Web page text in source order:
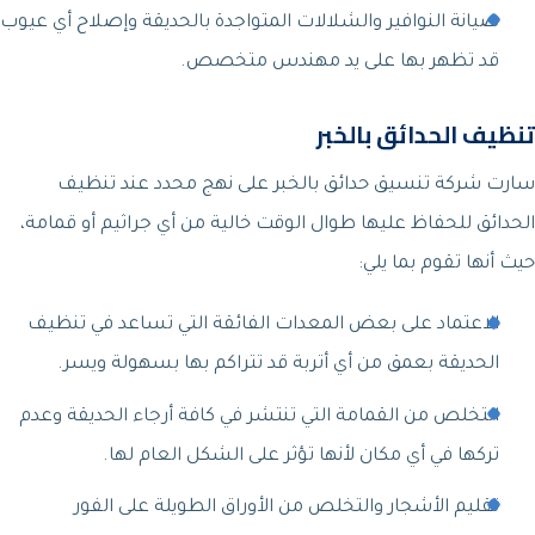
صيانة النوافير والشلالات المتواجدة بالحديقة وإصلاح أي عيوب
قد تظهر بها على يد مهندس متخصص.
تنظيف الحدائق بالخبر
سارت شركة تنسيق حدائق بالخبر على نهج محدد عند تنظيف
الحدائق للحفاظ عليها طوال الوقت خالية من أي جراثيم أو قمامة،
حيث أنها تقوم بما يلي:
الاعتماد على بعض المعدات الفائقة التي تساعد في تنظيف
الحديقة بعمق من أي أتربة قد تتراكم بها بسهولة ويسر.
التخلص من القمامة التي تنتشر في كافة أرجاء الحديقة وعدم
تركها في أي مكان لأنها تؤثر على الشكل العام لها.
تقليم الأشجار والتخلص من الأوراق الطويلة على الفور